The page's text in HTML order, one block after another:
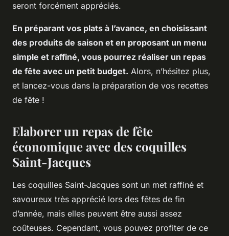
seront forcément appréciés.
En préparant vos plats à l’avance, en choisissant
des produits de saison et en proposant un menu
simple et raffiné, vous pourrez réaliser un repas
de fête avec un petit budget. Alors, n’hésitez plus,
et lancez-vous dans la préparation de vos recettes
de fête !
Elaborer un repas de fête
économique avec des coquilles
Saint-Jacques
Les coquilles Saint-Jacques sont un met raffiné et
savoureux très apprécié lors des fêtes de fin
d’année, mais elles peuvent être aussi assez
coûteuses. Cependant, vous pouvez profiter de ce